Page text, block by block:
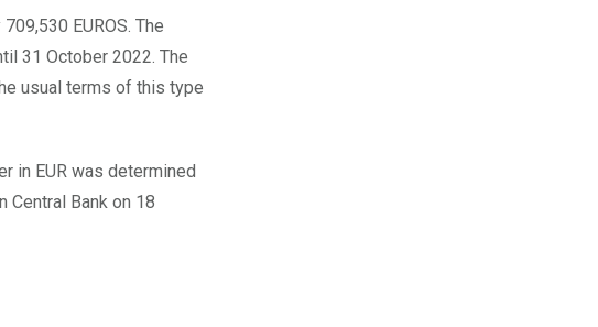
EUROS. The
31 October 2022. The
usual terms of this type
in EUR was determined
Central Bank on 18